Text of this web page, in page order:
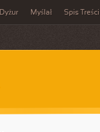
Dyżur Myślał Spis Treści